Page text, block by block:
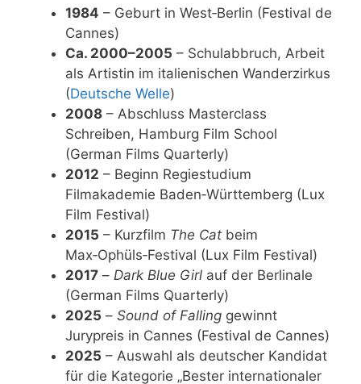
1984 – Geburt in West‑Berlin (Festival de
Cannes)
Ca. 2000–2005 – Schulabbruch, Arbeit
als Artistin im italienischen Wanderzirkus
(Deutsche Welle)
2008 – Abschluss Masterclass
Schreiben, Hamburg Film School
(German Films Quarterly)
2012 – Beginn Regiestudium
Filmakademie Baden‑Württemberg (Lux
Film Festival)
2015 – Kurzfilm The Cat beim
Max‑Ophüls‑Festival (Lux Film Festival)
2017 – Dark Blue Girl auf der Berlinale
(German Films Quarterly)
2025 – Sound of Falling gewinnt
Jurypreis in Cannes (Festival de Cannes)
2025 – Auswahl als deutscher Kandidat
für die Kategorie „Bester internationaler